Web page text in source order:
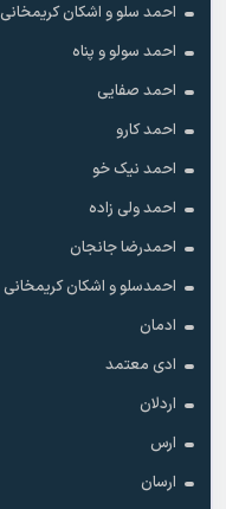
احمد سلو و اشکان کریمخانی
احمد سولو و پناه
احمد صفایی
احمد کارو
احمد نیک خو
احمد ولی زاده
احمدرضا جانجان
احمدسلو و اشکان کریمخانی
ادمان
ادی معتمد
اردلان
ارس
ارسان